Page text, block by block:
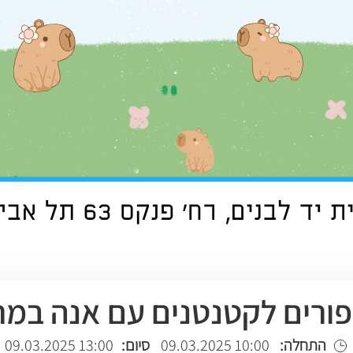
לקטנטנים עם אנה
התחלה: 10:00 09.03.2025 סיום: 13:00 09.03.2025